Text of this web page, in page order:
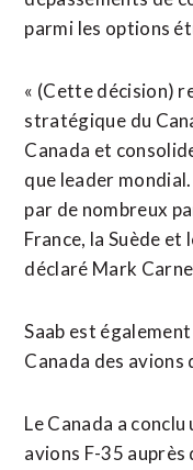
parmi ⁠les options
« (Cette décision)
stratégique ⁠du
Canada et
que leader
par de nombreux
France, la Suède et
déclaré ​Mark
Saab ​est
Canada des ​avions
Le Canada a
​avions F-35